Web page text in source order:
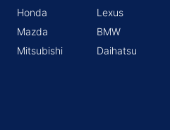
Honda
Mazda
Mitsubishi
Lexus
BMW
Daihatsu